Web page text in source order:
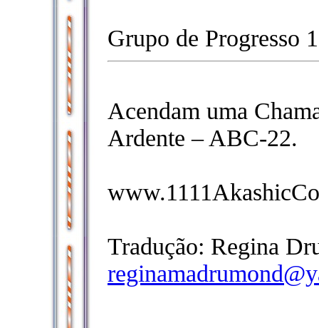
Grupo de Progresso
Acendam uma
Ardente – ABC-22.
Tradução: Regina